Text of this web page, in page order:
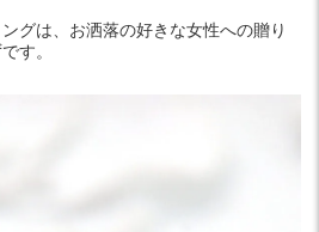
グは、お洒落の好きな女性への贈り
す。